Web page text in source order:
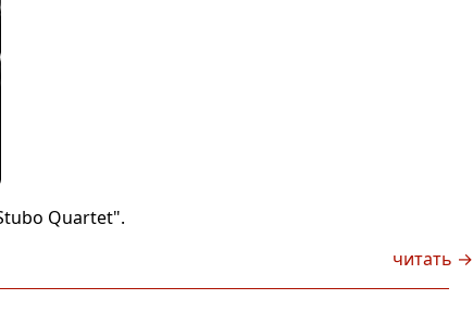
Quartet".
читать →